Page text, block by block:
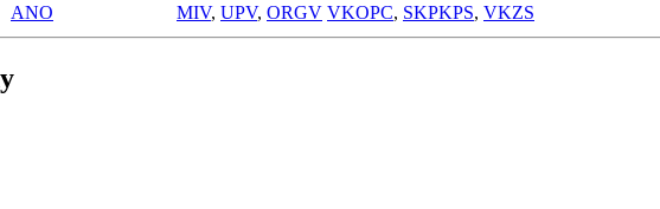
ANO MIV, UPV, ORGV VKOPC, SKPKPS, VKZS